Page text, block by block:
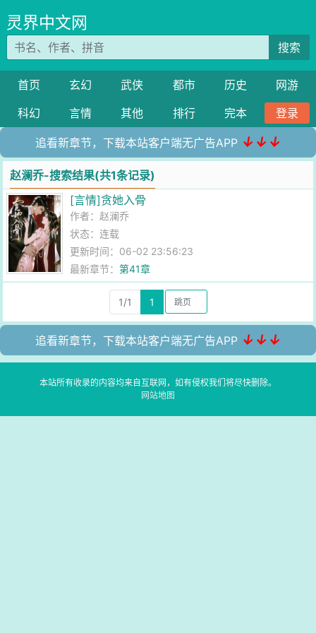
灵界中文网
搜索
首页 玄幻 武侠 都市 历史
网游
科幻
言情 其他 排行 完本 登录
追看新章节，下载本站客户端无广告APP ↓↓↓
赵澜乔-搜索结果(共1条记录)
[言情]贪她入骨
作者：赵澜乔
状态：连载
更新时间：06-02 23:56:23
最新章节：第41章
1/1 1
追看新章节，下载本站客户端无广告APP ↓↓↓
本站所有收录的内容均来自互联网，如有侵权我们将尽快删除。
网站地图